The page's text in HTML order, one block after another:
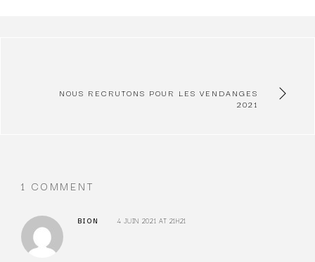
NOUS RECRUTONS POUR LES VENDANGES
2021
1 COMMENT
BION 4 JUIN 2021 AT 21H21